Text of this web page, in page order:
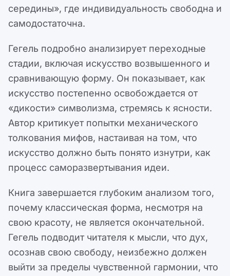
середины», где индивидуальность свободна и
самодостаточна.
Гегель подробно анализирует переходные
стадии, включая искусство возвышенного и
сравнивающую форму. Он показывает, как
искусство постепенно освобождается от
«дикости» символизма, стремясь к ясности.
Автор критикует попытки механического
толкования мифов, настаивая на том, что
искусство должно быть понято изнутри, как
процесс саморазвертывания идеи.
Книга завершается глубоким анализом того,
почему классическая форма, несмотря на
свою красоту, не является окончательной.
Гегель подводит читателя к мысли, что дух,
осознав свою свободу, неизбежно должен
выйти за пределы чувственной гармонии, что